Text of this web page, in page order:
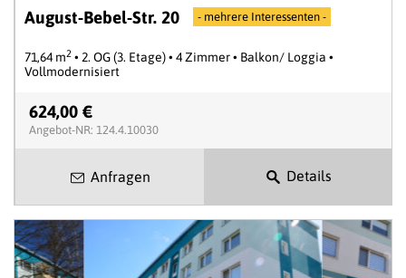
August-Bebel-Str. 20 - mehrere Interessenten -
71,64 m2 • 2. OG (3. Etage) • 4 Zimmer • Balkon/ Loggia •
Vollmodernisiert
624,00 €
Angebot-NR: 124.4.10030
Anfragen Details